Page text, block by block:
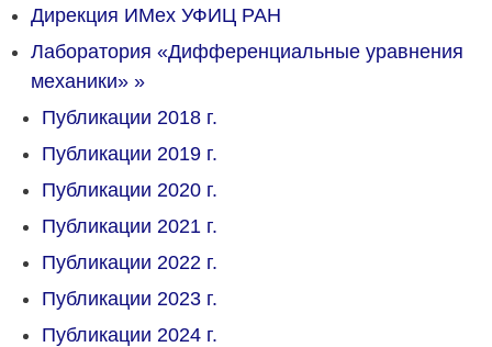
Дирекция ИМех УФИЦ РАН
Лаборатория «Дифференциальные уравнения
механики» »
Публикации 2018 г.
Публикации 2019 г.
Публикации 2020 г.
Публикации 2021 г.
Публикации 2022 г.
Публикации 2023 г.
Публикации 2024 г.